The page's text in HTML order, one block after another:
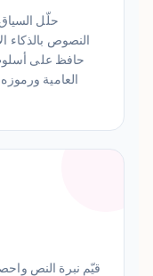
حلّل
النصوص بالذكاء
حافظ على أسلوب
العامية
قيّم نبرة النص